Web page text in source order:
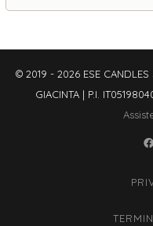
© 2019 - 2026 ESE CANDLES
GIACINTA | P.I.